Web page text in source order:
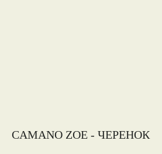
CAMANO ZOE - ЧЕРЕНОК